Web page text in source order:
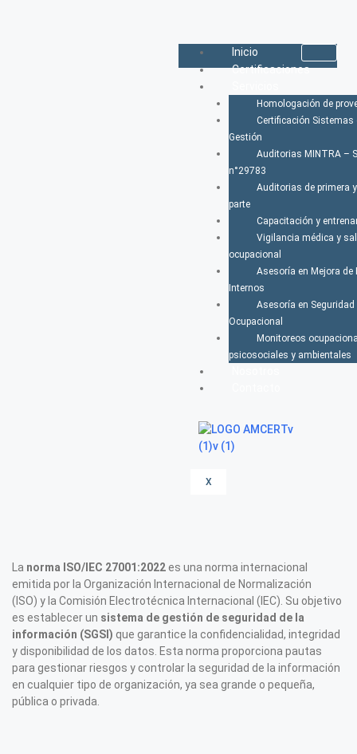
Inicio
Certificaciones
Homologación de
Certificación Sistemas
Gestión
Auditorias MINTRA –
n°29783
Auditorias de primera
parte
Capacitación y
Vigilancia médica y
ocupacional
Asesoría en Mejora de
Internos
Asesoría en Seguridad
Ocupacional
Monitoreos
psicosociales y ambientales
X
La norma ISO/IEC 27001:2022es una norma internacional
emitida por la Organización Internacional de Normalización
(ISO) y la Comisión Electrotécnica Internacional (IEC). Su objetivo
es establecer un sistema de gestión de seguridad de la
información (SGSI) que garantice la confidencialidad, integridad
y disponibilidad de los datos. Esta norma proporciona pautas
para gestionar riesgos y controlar la seguridad de la información
en cualquier tipo de organización, ya sea grande o pequeña,
pública o privada.